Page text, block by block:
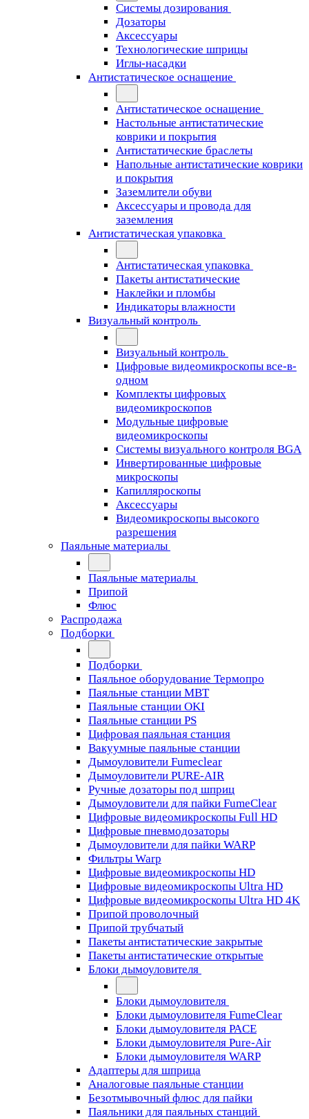
Системы дозирования
Дозаторы
Аксессуары
Технологические шприцы
Иглы-насадки
Антистатическое оснащение
Антистатическое оснащение
Настольные антистатические
коврики и покрытия
Антистатические браслеты
Напольные антистатические коврики
и покрытия
Заземлители обуви
Аксессуары и провода для
заземления
Антистатическая упаковка
Антистатическая упаковка
Пакеты антистатические
Наклейки и пломбы
Индикаторы влажности
Визуальный контроль
Визуальный контроль
Цифровые видеомикроскопы все-в-
одном
Комплекты цифровых
видеомикроскопов
Модульные цифровые
видеомикроскопы
Cистемы визуального контроля BGA
Инвертированные цифровые
микроскопы
Капилляроскопы
Аксессуары
Видеомикроскопы высокого
разрешения
Паяльные материалы
Паяльные материалы
Припой
Флюс
Распродажа
Подборки
Подборки
Паяльное оборудование Термопро
Паяльные станции MBT
Паяльные станции OKI
Паяльные станции PS
Цифровая паяльная станция
Вакуумные паяльные станции
Дымоуловители Fumeclear
Дымоуловители PURE-AIR
Ручные дозаторы под шприц
Дымоуловители для пайки FumeClear
Цифровые видеомикроскопы Full HD
Цифровые пневмодозаторы
Дымоуловители для пайки WARP
Фильтры Warp
Цифровые видеомикроскопы HD
Цифровые видеомикроскопы Ultra HD
Цифровые видеомикроскопы Ultra HD 4K
Припой проволочный
Припой трубчатый
Пакеты антистатические закрытые
Пакеты антистатические открытые
Блоки дымоуловителя
Блоки дымоуловителя
Блоки дымоуловителя FumeClear
Блоки дымоуловителя PACE
Блоки дымоуловителя Pure-Air
Блоки дымоуловителя WARP
Адаптеры для шприца
Аналоговые паяльные станции
Безотмывочный флюс для пайки
Паяльники для паяльных станций